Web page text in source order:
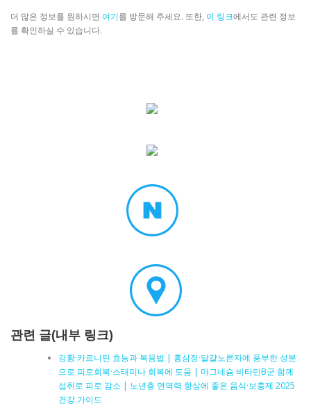
더 많은 정보를 원하시면 여기를 방문해 주세요. 또한, 이 링크에서도 관련 정보
를 확인하실 수 있습니다.
관련 글(내부 링크)
강황·카르니틴 효능과 복용법 | 홍삼정·달걀노른자에 풍부한 성분
으로 피로회복·스태미나 회복에 도움 | 마그네슘·비타민B군 함께
섭취로 피로 감소 | 노년층 면역력 향상에 좋은 음식·보충제 2025
건강 가이드